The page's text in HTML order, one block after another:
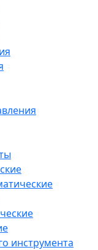
инструмента